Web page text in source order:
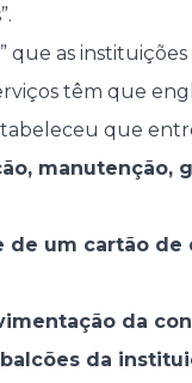
que as
têm que
que
manutenção,
de um cartão de
da
da